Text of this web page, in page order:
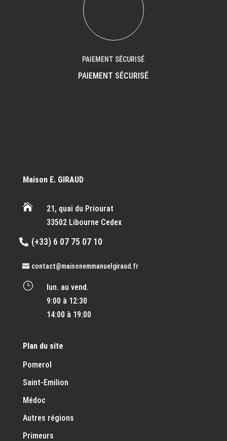
PAIEMENT SÉCURISÉ
PAIEMENT SÉCURISÉ
Maison E. GIRAUD

21, quai du Priourat
33502 Libourne Cedex
(+33) 6 07 75 07 10
contact@maisonemmanuelgiraud.fr
}
lun. au vend.
9:00 à 12:30
14:00 à 19:00
Plan du site
Pomerol
Saint-Emilion
Médoc
Autres régions
Primeurs